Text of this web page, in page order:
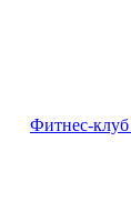
Фитнес-